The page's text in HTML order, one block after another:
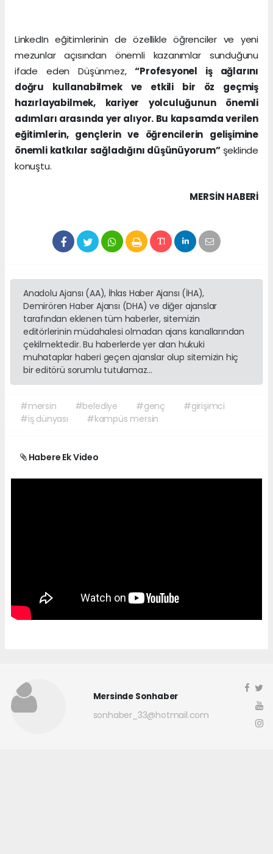
LinkedIn eğitimlerinin de özellikle öğrenciler ve yeni
mezunlar açısından önemli kazanımlar sunduğunu
ifade eden Düşünmez,“Profesyonel iş ağlarını
doğru kullanabilmek ve etkili bir öz geçmiş
hazırlayabilmek, kariyer yolculuğunun önemli
adımları arasında yer alıyor. Bu kapsamda verilen
eğitimlerin, gençlerin ve öğrencilerin gelişimine
önemli katkılar sağladığını düşünüyorum” şeklinde
konuştu.
MERSIN HABERİ
Anadolu Ajansı (AA), İhlas Haber Ajansı (İHA),
Demirören Haber Ajansı (DHA) ve diğer ajanslar
tarafından eklenen tüm haberler, sitemizin
editörlerinin müdahalesi olmadan ajans kanallarından
çekilmektedir. Bu haberlerde yer alan hukuki
muhataplar haberi geçen ajanslar olup sitemizin hiç
bir editörü sorumlu tutulamaz...
#mersin #belediye #genç
#girişimci
#iş dünyası
#kampüs mersin
Habere Ek Video
Mersinde Sonhaber
sonhaber_33@hotmail.com